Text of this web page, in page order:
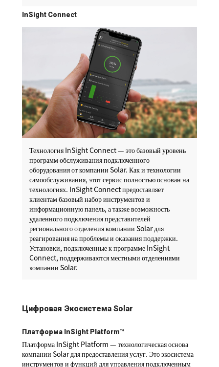
InSight Connect
Технология InSight Connect — это базовый уровень
программ обслуживания подключенного
оборудования от компании Solar. Как и технологии
самообслуживания, этот сервис полностью основан на
технологиях. InSight Connect предоставляет
клиентам базовый набор инструментов и
информационную панель, а также возможность
удаленного подключения представителей
регионального отделения компании Solar для
реагирования на проблемы и оказания поддержки.
Установки, подключенные к программе InSight
Connect, поддерживаются местными отделениями
компании Solar.
Цифровая Экосистема Solar
Платформа InSight Platform™
Платформа InSight Platform — технологическая основа
компании Solar для предоставления услуг. Это экосистема
инструментов и функций для управления подключенным